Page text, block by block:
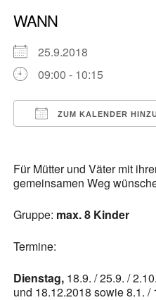
WANN
25.9.2018
09:00 - 10:15
ZUM KALENDER
Für Mütter und Väter mit
gemeinsamen Weg
Gruppe: max. 8 Kinder
Termine:
Dienstag, 18.9. / 25.9. /
und 18.12.2018 sowie 8.1. /